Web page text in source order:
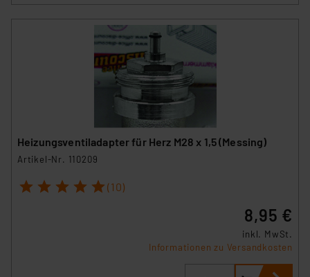
Heizungsventiladapter für Herz M28 x 1,5 (Messing)
Artikel-Nr. 110209
1 2 3 4 5 (10)
8,95 €
inkl. MwSt.
Informationen zu Versandkosten